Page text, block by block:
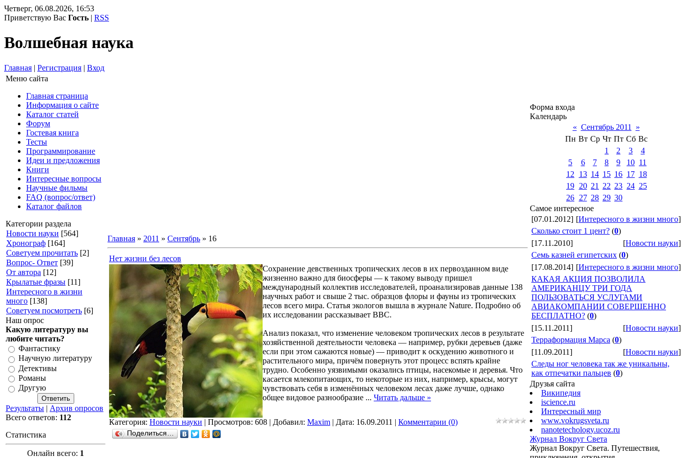
Четверг, 06.08.2026, 16:53
Приветствую Вас Гость | RSS
Волшебная наука
Главная | Регистрация | Вход
Меню сайта
Главная страница
Информация о сайте
Каталог статей
Форум
Гостевая книга
Тесты
Программирование
Идеи и предложения
Книги
Интересные вопросы
Научные фильмы
FAQ (вопрос/ответ)
Каталог файлов
Категории раздела
Новости науки [564]
Хронограф [164]
Советуем прочитать [2]
Вопрос- Ответ [39]
От автора [12]
Крылатые фразы [11]
Интересного в жизни
много [138]
Советуем посмотреть [6]
Наш опрос
Какую литературу вы
любите читать?
Фантастику
Научную литературу
Детективы
Романы
Другую
Результаты | Архив опросов
Всего ответов: 112
Статистика
Онлайн всего: 1
Главная » 2011 » Сентябрь » 16
Нет жизни без лесов
Сохранение девственных тропических лесов в их первозданном виде
жизненно важно для биосферы — к такому выводу пришел
международный коллектив исследователей, проанализировав данные 138
научных работ и свыше 2 тыс. образцов флоры и фауны из тропических
лесов всего мира. Статья экологов вышла в журнале Nature. Подробно об
их исследовании рассказывает BBC.
Анализ показал, что изменение человеком тропических лесов в результате
хозяйственной деятельности человека — например, рубки деревьев (даже
если при этом сажаются новые) — приводит к оскудению животного и
растительного мира, причём повернуть этот процесс вспять крайне
трудно. Особенно уязвимыми оказались птицы, насекомые и деревья. Что
касается млекопитающих, то некоторые из них, например, крысы, могут
чувствовать себя в изменённых человеком лесах даже лучше, однако
общее видовое разнообразие ... Читать дальше »
Категория: Новости науки | Просмотров: 608 | Добавил: Maxim | Дата: 16.09.2011 | Комментарии (0)
Поделиться…
Форма входа
Календарь
« Сентябрь 2011
»
Пн Вт Ср Чт Пт Сб Вс
1
2 3
4
5
6 7 8 9 10 11
12
13 14 15 16 17 18
19 20 21 22 23 24 25
26 27 28 29 30
Самое интересное
[07.01.2012] [Интересного в жизни много]
Сколько стоит 1 цент? (0)
[17.11.2010]
[Новости науки]
Семь казней египетских (0)
[17.08.2014] [Интересного в жизни много]
КАКАЯ АКЦИЯ ПОЗВОЛИЛА
АМЕРИКАНЦУ ТРИ ГОДА
ПОЛЬЗОВАТЬСЯ УСЛУГАМИ
АВИАКОМПАНИИ СОВЕРШЕННО
БЕСПЛАТНО? (0)
[15.11.2011]
[Новости науки]
Терраформация Марса (0)
[11.09.2011]
[Новости науки]
Следы ног человека так же уникальны,
как отпечатки пальцев (0)
Друзья сайта
Википедия
iscience.ru
Интересный мир
www.vokrugsveta.ru
nanotetechology.ucoz.ru
Журнал Вокруг Света
Журнал Вокруг Света. Путешествия,